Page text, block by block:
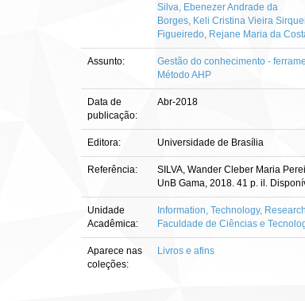
Silva, Ebenezer Andrade da
Borges, Keli Cristina Vieira
Figueiredo, Rejane Maria da
Assunto:
Gestão do conhecimento -
Método AHP
Data de
publicação:
Abr-2018
Editora: Universidade de Brasília
Referência:
SILVA, Wander Cleber Maria
UnB Gama, 2018. 41 p. il.
Unidade
Acadêmica:
Information, Technology,
Faculdade de Ciências e
Aparece nas
coleções:
Livros e afins